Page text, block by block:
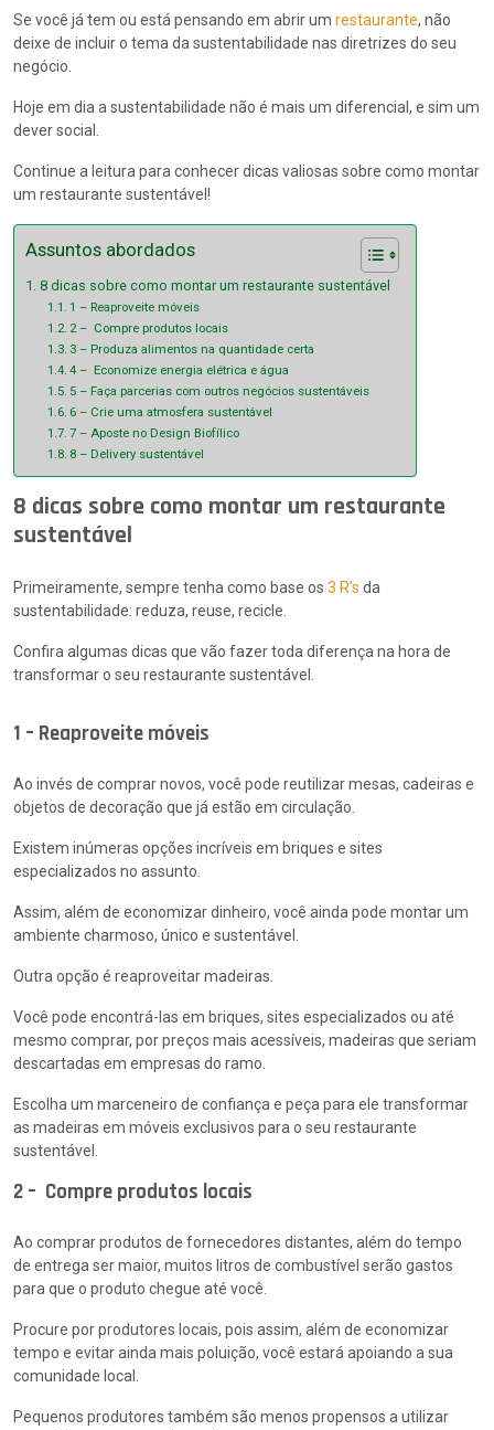
Se você já tem ou está pensando em abrir um restaurante, não
deixe de incluir o tema da sustentabilidade nas diretrizes do seu
negócio.
Hoje em dia a sustentabilidade não é mais um diferencial, e sim um
dever social.
Continue a leitura para conhecer dicas valiosas sobre como montar
um restaurante sustentável!
Assuntos abordados
8 dicas sobre como montar um restaurante sustentável
1 – Reaproveite móveis
2 – Compre produtos locais
3 – Produza alimentos na quantidade certa
4 – Economize energia elétrica e água
5 – Faça parcerias com outros negócios sustentáveis
6 – Crie uma atmosfera sustentável
7 – Aposte no Design Biofílico
8 – Delivery sustentável
8 dicas sobre como montar um restaurante
sustentável
Primeiramente, sempre tenha como base os 3 R’s da
sustentabilidade: reduza, reuse, recicle.
Confira algumas dicas que vão fazer toda diferença na hora de
transformar o seu restaurante sustentável.
1 – Reaproveite móveis
Ao invés de comprar novos, você pode reutilizar mesas, cadeiras e
objetos de decoração que já estão em circulação.
Existem inúmeras opções incríveis em briques e sites
especializados no assunto.
Assim, além de economizar dinheiro, você ainda pode montar um
ambiente charmoso, único e sustentável.
Outra opção é reaproveitar madeiras.
Você pode encontrá-las em briques, sites especializados ou até
mesmo comprar, por preços mais acessíveis, madeiras que seriam
descartadas em empresas do ramo.
Escolha um marceneiro de confiança e peça para ele transformar
as madeiras em móveis exclusivos para o seu restaurante
sustentável.
2 – Compre produtos locais
Ao comprar produtos de fornecedores distantes, além do tempo
de entrega ser maior, muitos litros de combustível serão gastos
para que o produto chegue até você.
Procure por produtores locais, pois assim, além de economizar
tempo e evitar ainda mais poluição, você estará apoiando a sua
comunidade local.
Pequenos produtores também são menos propensos a utilizar